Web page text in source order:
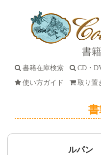
書
書籍在庫検索 CD・
使い方ガイド
取り置
ルパン